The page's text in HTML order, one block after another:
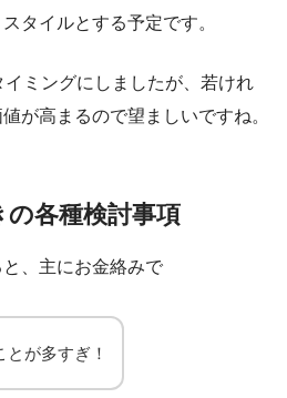
タイルとする予定です。
ミングにしましたが、若けれ
が高まるので望ましいですね。
各種検討事項
、主にお金絡みで
とが多すぎ！